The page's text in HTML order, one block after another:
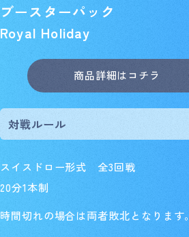
ブースターパック
Royal Holiday
商品詳細はコチラ
対戦ルール
スイスドロー形式 全3回戦
20分1本制
時間切れの場合は両者敗北となります。